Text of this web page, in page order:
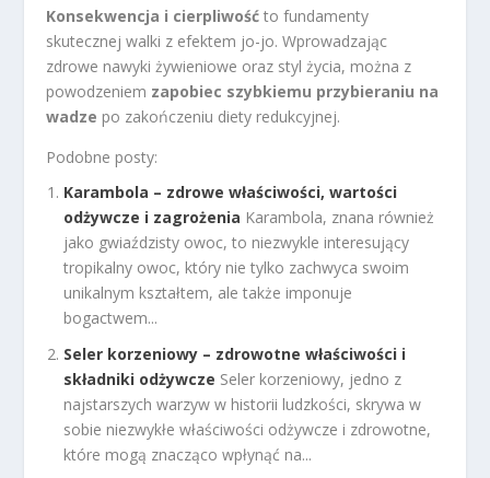
Konsekwencja i cierpliwość to fundamenty
skutecznej walki z efektem jo-jo. Wprowadzając
zdrowe nawyki żywieniowe oraz styl życia, można z
powodzeniem zapobiec szybkiemu przybieraniu na
wadze po zakończeniu diety redukcyjnej.
Podobne posty:
Karambola – zdrowe właściwości, wartości
odżywcze i zagrożenia Karambola, znana również
jako gwiaździsty owoc, to niezwykle interesujący
tropikalny owoc, który nie tylko zachwyca swoim
unikalnym kształtem, ale także imponuje
bogactwem...
Seler korzeniowy – zdrowotne właściwości i
składniki odżywcze Seler korzeniowy, jedno z
najstarszych warzyw w historii ludzkości, skrywa w
sobie niezwykłe właściwości odżywcze i zdrowotne,
które mogą znacząco wpłynąć na...